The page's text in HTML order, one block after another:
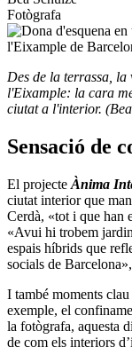
Fotògrafa
Des de la terrassa, la
l'Eixample: la cara
ciutat a l'interior.
Sensació de
El projecte Ànima
ciutat interior que
Cerdà, «tot i que han
«Avui hi trobem
espais híbrids que
socials de
I també moments
exemple, el
la fotògrafa, aquesta
de com els interiors